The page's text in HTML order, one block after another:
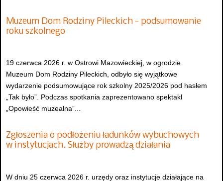
Muzeum Dom Rodziny Pileckich - podsumowanie
roku szkolnego
19 czerwca 2026 r. w Ostrowi Mazowieckiej, w ogrodzie
Muzeum Dom Rodziny Pileckich, odbyło się wyjątkowe
wydarzenie podsumowujące rok szkolny 2025/2026 pod hasłem
„Tak było”. Podczas spotkania zaprezentowano spektakl
„Opowieść muzealna”...
Zgłoszenia o podłożeniu ładunków wybuchowych
w instytucjach. Służby prowadzą działania
W dniu 25 czerwca 2026 r. urzędy oraz instytucje działające na